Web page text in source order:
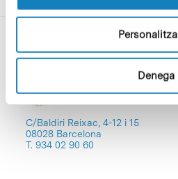
Personalitza
Denega
C/Baldiri Reixac, 4-12 i 15
08028 Barcelona
T. 934 02 90 60